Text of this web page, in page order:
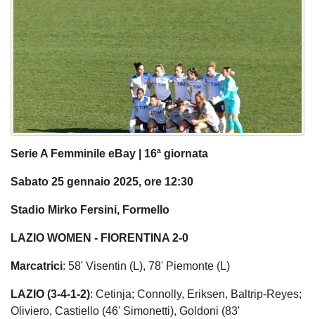
Serie A Femminile eBay | 16ª giornata
Sabato 25 gennaio 2025, ore 12:30
Stadio Mirko Fersini, Formello
LAZIO WOMEN - FIORENTINA 2-0
Marcatrici: 58' Visentin (L), 78' Piemonte (L)
LAZIO (3-4-1-2): Cetinja; Connolly, Eriksen, Baltrip-Reyes;
Oliviero, Castiello (46' Simonetti), Goldoni (83'